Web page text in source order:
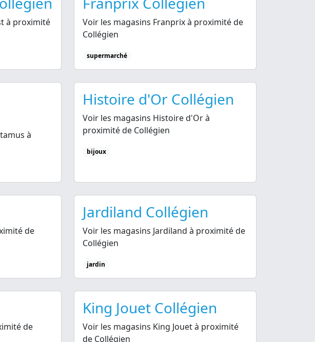
à proximité
Voir les magasins Franprix à proximité de
Collégien
supermarché
à
Histoire d'Or Collégien
Voir les magasins Histoire d'Or à
proximité de Collégien
bijoux
de
Jardiland Collégien
Voir les magasins Jardiland à proximité de
Collégien
jardin
de
King Jouet Collégien
Voir les magasins King Jouet à proximité
de Collégien